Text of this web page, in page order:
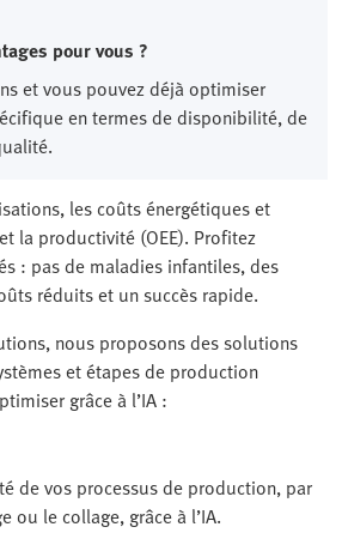
pour vous ?
et vous pouvez déjà optimiser
en termes de disponibilité, de
les coûts énergétiques et
la productivité (OEE). Profitez
: pas de maladies infantiles, des
réduits et un succès rapide.
nous proposons des solutions
et étapes de production
grâce à l’IA :
de vos processus de production, par
ou le collage, grâce à l’IA.